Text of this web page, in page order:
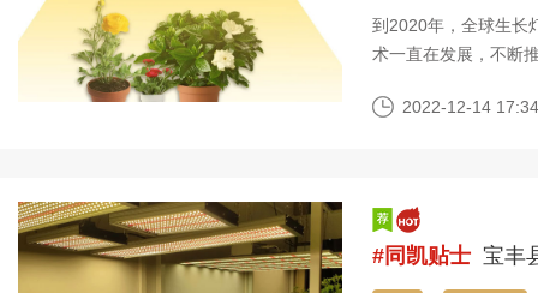
到2020年，全球生长
术一直在发展，不断
年，与其他灯具相比
2022-12-14
#同凯贴士 宝丰